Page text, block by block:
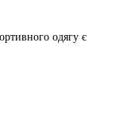
одягу є